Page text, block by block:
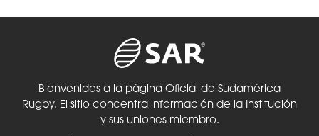
Bienvenidos a la página Oficial de Sudamérica
Rugby. El sitio concentra información de la Institución
y sus uniones miembro.